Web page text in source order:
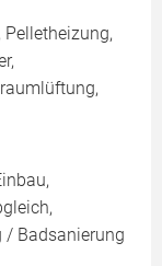
/ Badsanierung